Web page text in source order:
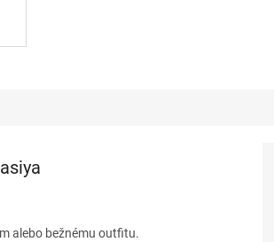
alebo bežnému outfitu.